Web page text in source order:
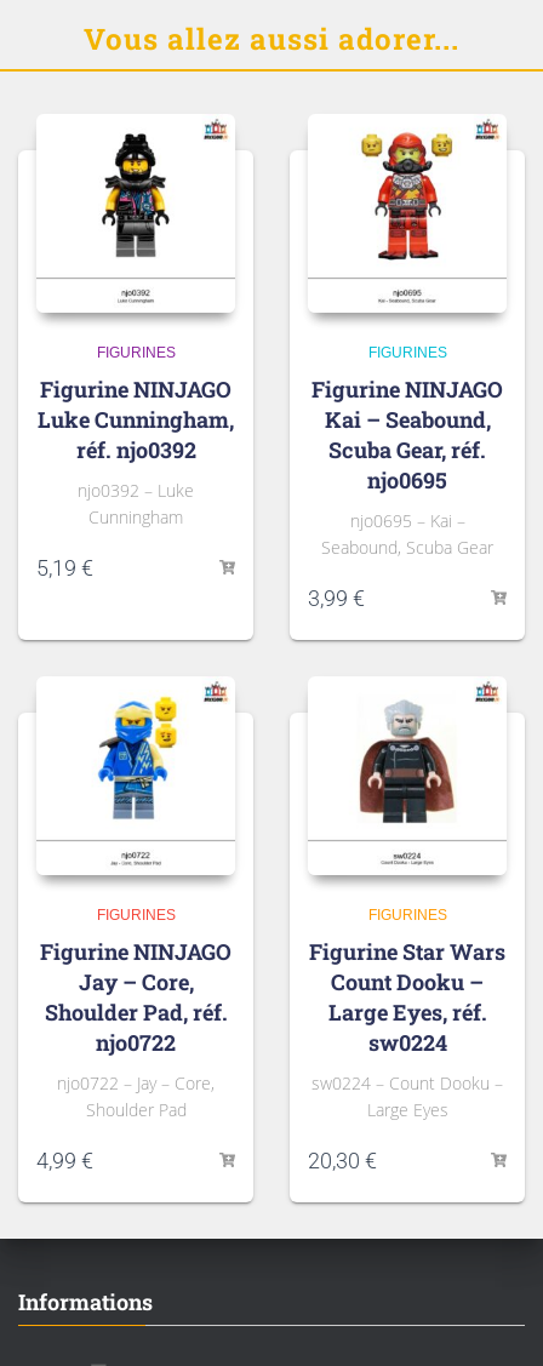
Vous allez aussi adorer...
FIGURINES
Figurine NINJAGO
Luke Cunningham,
réf. njo0392
njo0392 – Luke
Cunningham
5,19 €
FIGURINES
Figurine NINJAGO
Kai – Seabound,
Scuba Gear, réf.
njo0695
njo0695 – Kai –
Seabound, Scuba Gear
3,99 €
FIGURINES
Figurine NINJAGO
Jay – Core,
Shoulder Pad, réf.
njo0722
njo0722 – Jay – Core,
Shoulder Pad
4,99 €
FIGURINES
Figurine Star Wars
Count Dooku –
Large Eyes, réf.
sw0224
sw0224 – Count Dooku –
Large Eyes
20,30 €
Informations